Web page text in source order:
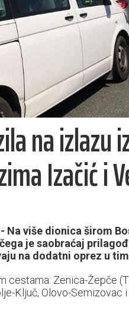
na izlazu
Izačić i
- Na više dionica širom
je saobraćaj
na dodatni oprez u
cestama: Zenica-Žepče
Ključ, Olovo-Semizovac